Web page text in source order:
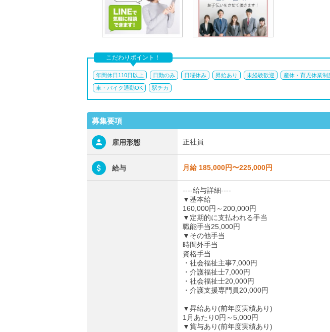
こだわりポイント！
年間休日110日以上 日勤のみ 日曜休み 昇給あり 未経験歓迎 産休・育児休業制
車・バイク通勤OK 駅チカ
募集要項
雇用形態 正社員
給与 月給 185,000円〜225,000円
----給与詳細----
▼基本給
160,000円～200,000円
▼定期的に支払われる手当
職能手当25,000円
▼その他手当
時間外手当
資格手当
・社会福祉主事7,000円
・介護福祉士7,000円
・社会福祉士20,000円
・介護支援専門員20,000円
▼昇給あり(前年度実績あり)
1月あたり0円～5,000円
▼賞与あり(前年度実績あり)